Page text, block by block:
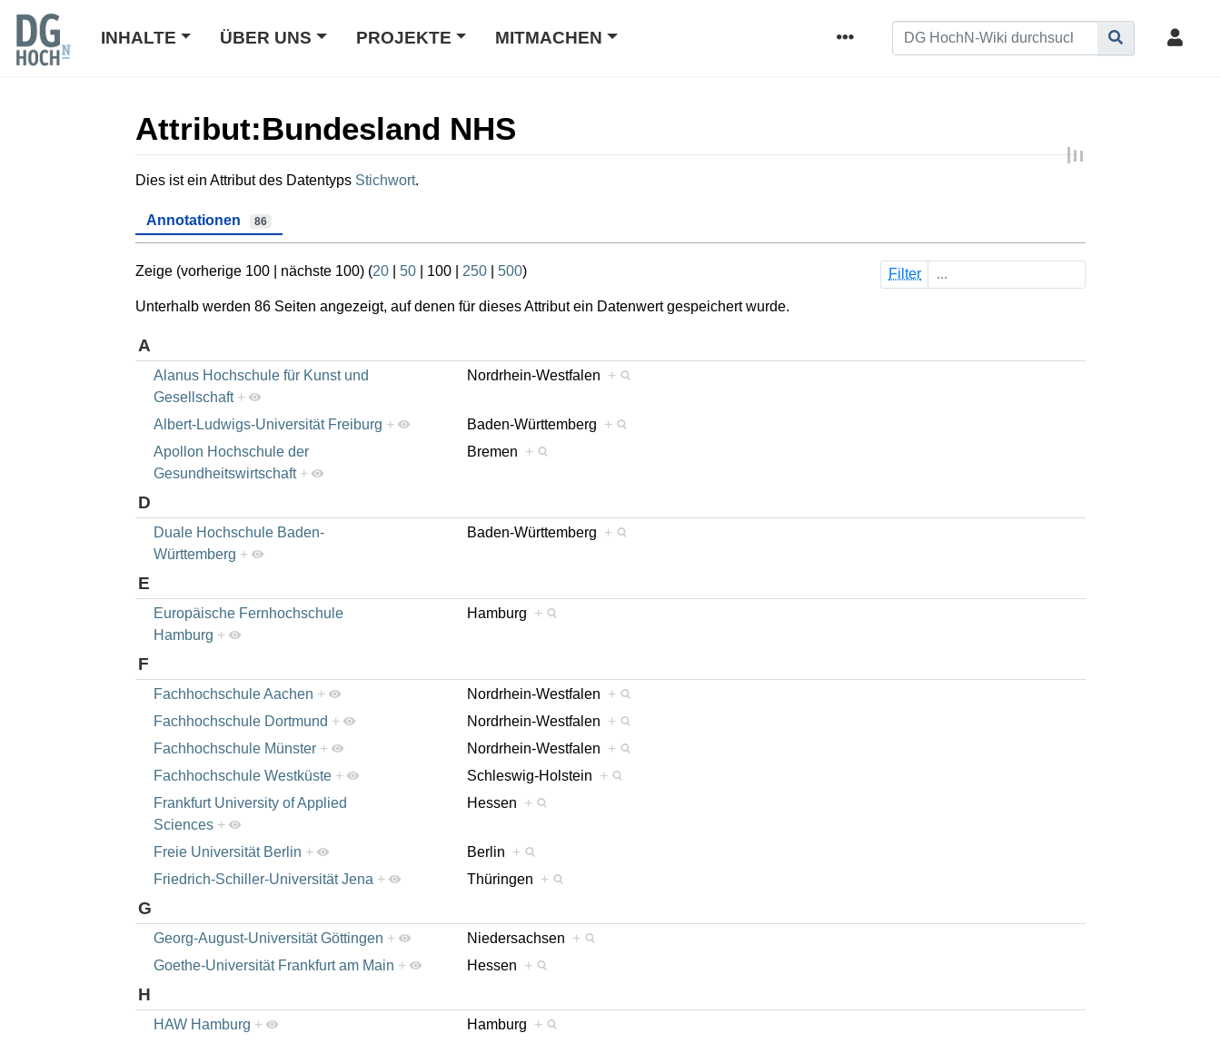
INHALTE ÜBER UNS PROJEKTE MITMACHEN
Attribut:Bundesland NHS
Wechseln zu:Navigation,Suche
Dies ist ein Attribut des Datentyps Stichwort.
Annotationen 86
Zeige (vorherige 100 nächste 100) (20 50 100 250 500) Filter
Unterhalb werden 86 Seiten angezeigt, auf denen für dieses Attribut ein Datenwert gespeichert wurde.
A
Alanus Hochschule für Kunst und
Gesellschaft +
Nordrhein-Westfalen +
Albert-Ludwigs-Universität Freiburg + Baden-Württemberg +
Apollon Hochschule der
Gesundheitswirtschaft +
Bremen +
D
Duale Hochschule Baden-
Württemberg +
Baden-Württemberg +
E
Europäische Fernhochschule
Hamburg +
Hamburg +
F
Fachhochschule Aachen + Nordrhein-Westfalen +
Fachhochschule Dortmund + Nordrhein-Westfalen +
Fachhochschule Münster + Nordrhein-Westfalen +
Fachhochschule Westküste + Schleswig-Holstein +
Frankfurt University of Applied
Sciences +
Hessen +
Freie Universität Berlin + Berlin +
Friedrich-Schiller-Universität Jena + Thüringen +
G
Georg-August-Universität Göttingen + Niedersachsen +
Goethe-Universität Frankfurt am Main + Hessen +
H
HAW Hamburg + Hamburg +